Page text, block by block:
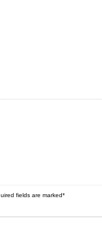
fields are marked*